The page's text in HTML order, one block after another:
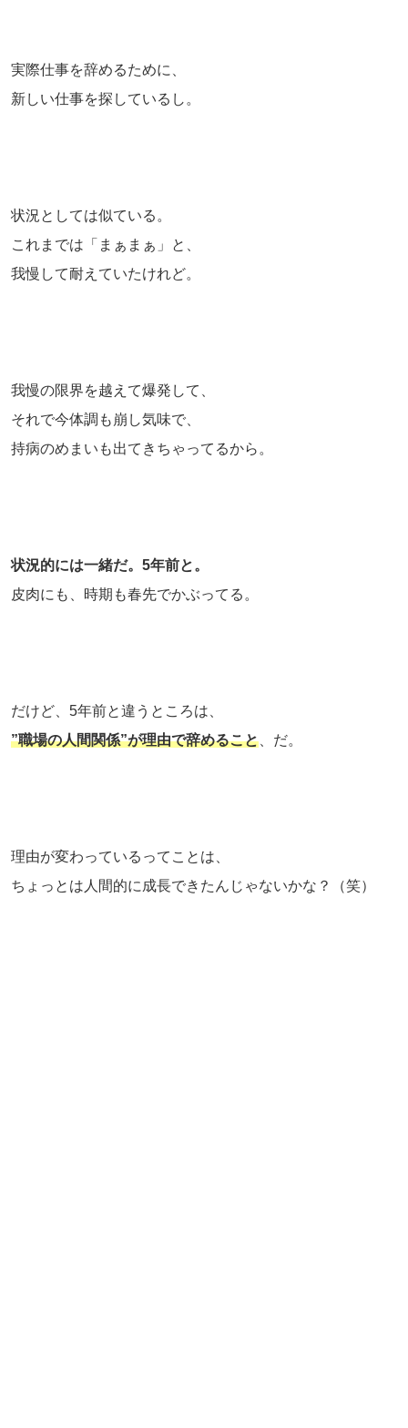
実際仕事を辞めるために、
新しい仕事を探しているし。
状況としては似ている。
これまでは「まぁまぁ」と、
我慢して耐えていたけれど。
我慢の限界を越えて爆発して、
それで今体調も崩し気味で、
持病のめまいも出てきちゃってるから。
状況的には一緒だ。5年前と。
皮肉にも、時期も春先でかぶってる。
だけど、5年前と違うところは、
”職場の人間関係”が理由で辞めること 、だ。
理由が変わっているってことは、
ちょっとは人間的に成長できたんじゃないかな？（笑）